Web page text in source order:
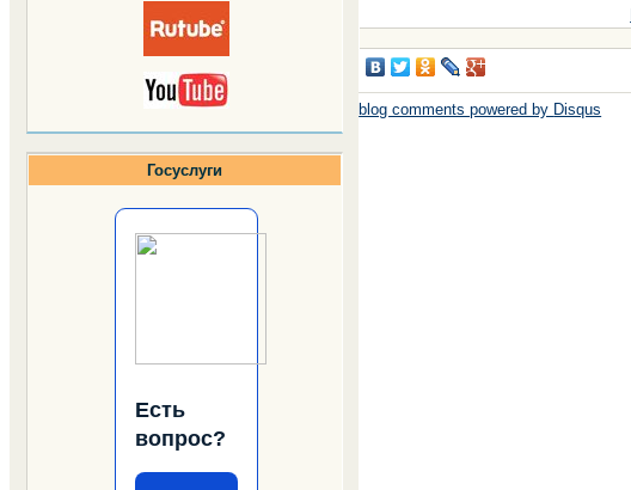
Госуслуги
Есть
вопрос?
blog comments powered by Disqus